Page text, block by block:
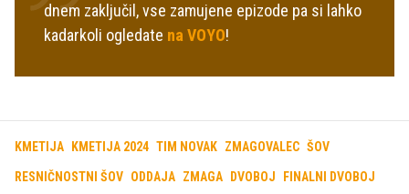
dnem zaključil, vse zamujene epizode pa si lahko
kadarkoli ogledate na VOYO!
KMETIJA KMETIJA 2024 TIM NOVAK ZMAGOVALEC ŠOV
RESNIČNOSTNI ŠOV ODDAJA ZMAGA DVOBOJ FINALNI DVOBOJ